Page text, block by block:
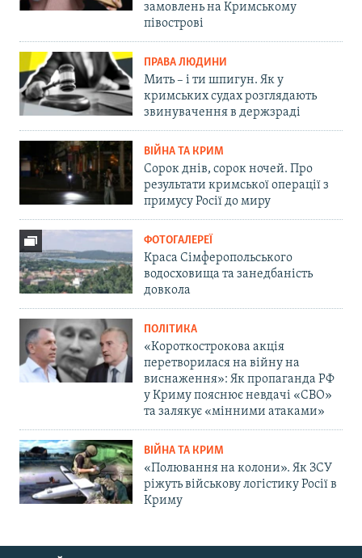
замовлень на Кримському
півострові
ПРАВА ЛЮДИНИ
Мить – і ти шпигун. Як у
кримських судах розглядають
звинувачення в держзраді
ВІЙНА ТА КРИМ
Сорок днів, сорок ночей. Про
результати кримської операції з
примусу Росії до миру
ФОТОГАЛЕРЕЇ
Краса Сімферопольського
водосховища та занедбаність
довкола
ПОЛІТИКА
«Короткострокова акція
перетворилася на війну на
виснаження»: Як пропаганда РФ
у Криму пояснює невдачі «СВО»
та залякує «мінними атаками»
ВІЙНА ТА КРИМ
«Полювання на колони». Як ЗСУ
ріжуть військову логістику Росії в
Криму